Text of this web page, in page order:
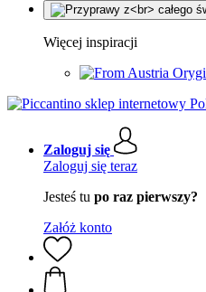
Więcej inspiracji
Zaloguj się
Zaloguj się teraz
Jesteś tu po raz pierwszy?
Załóż konto